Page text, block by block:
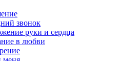
звонок
руки и сердца
в любви